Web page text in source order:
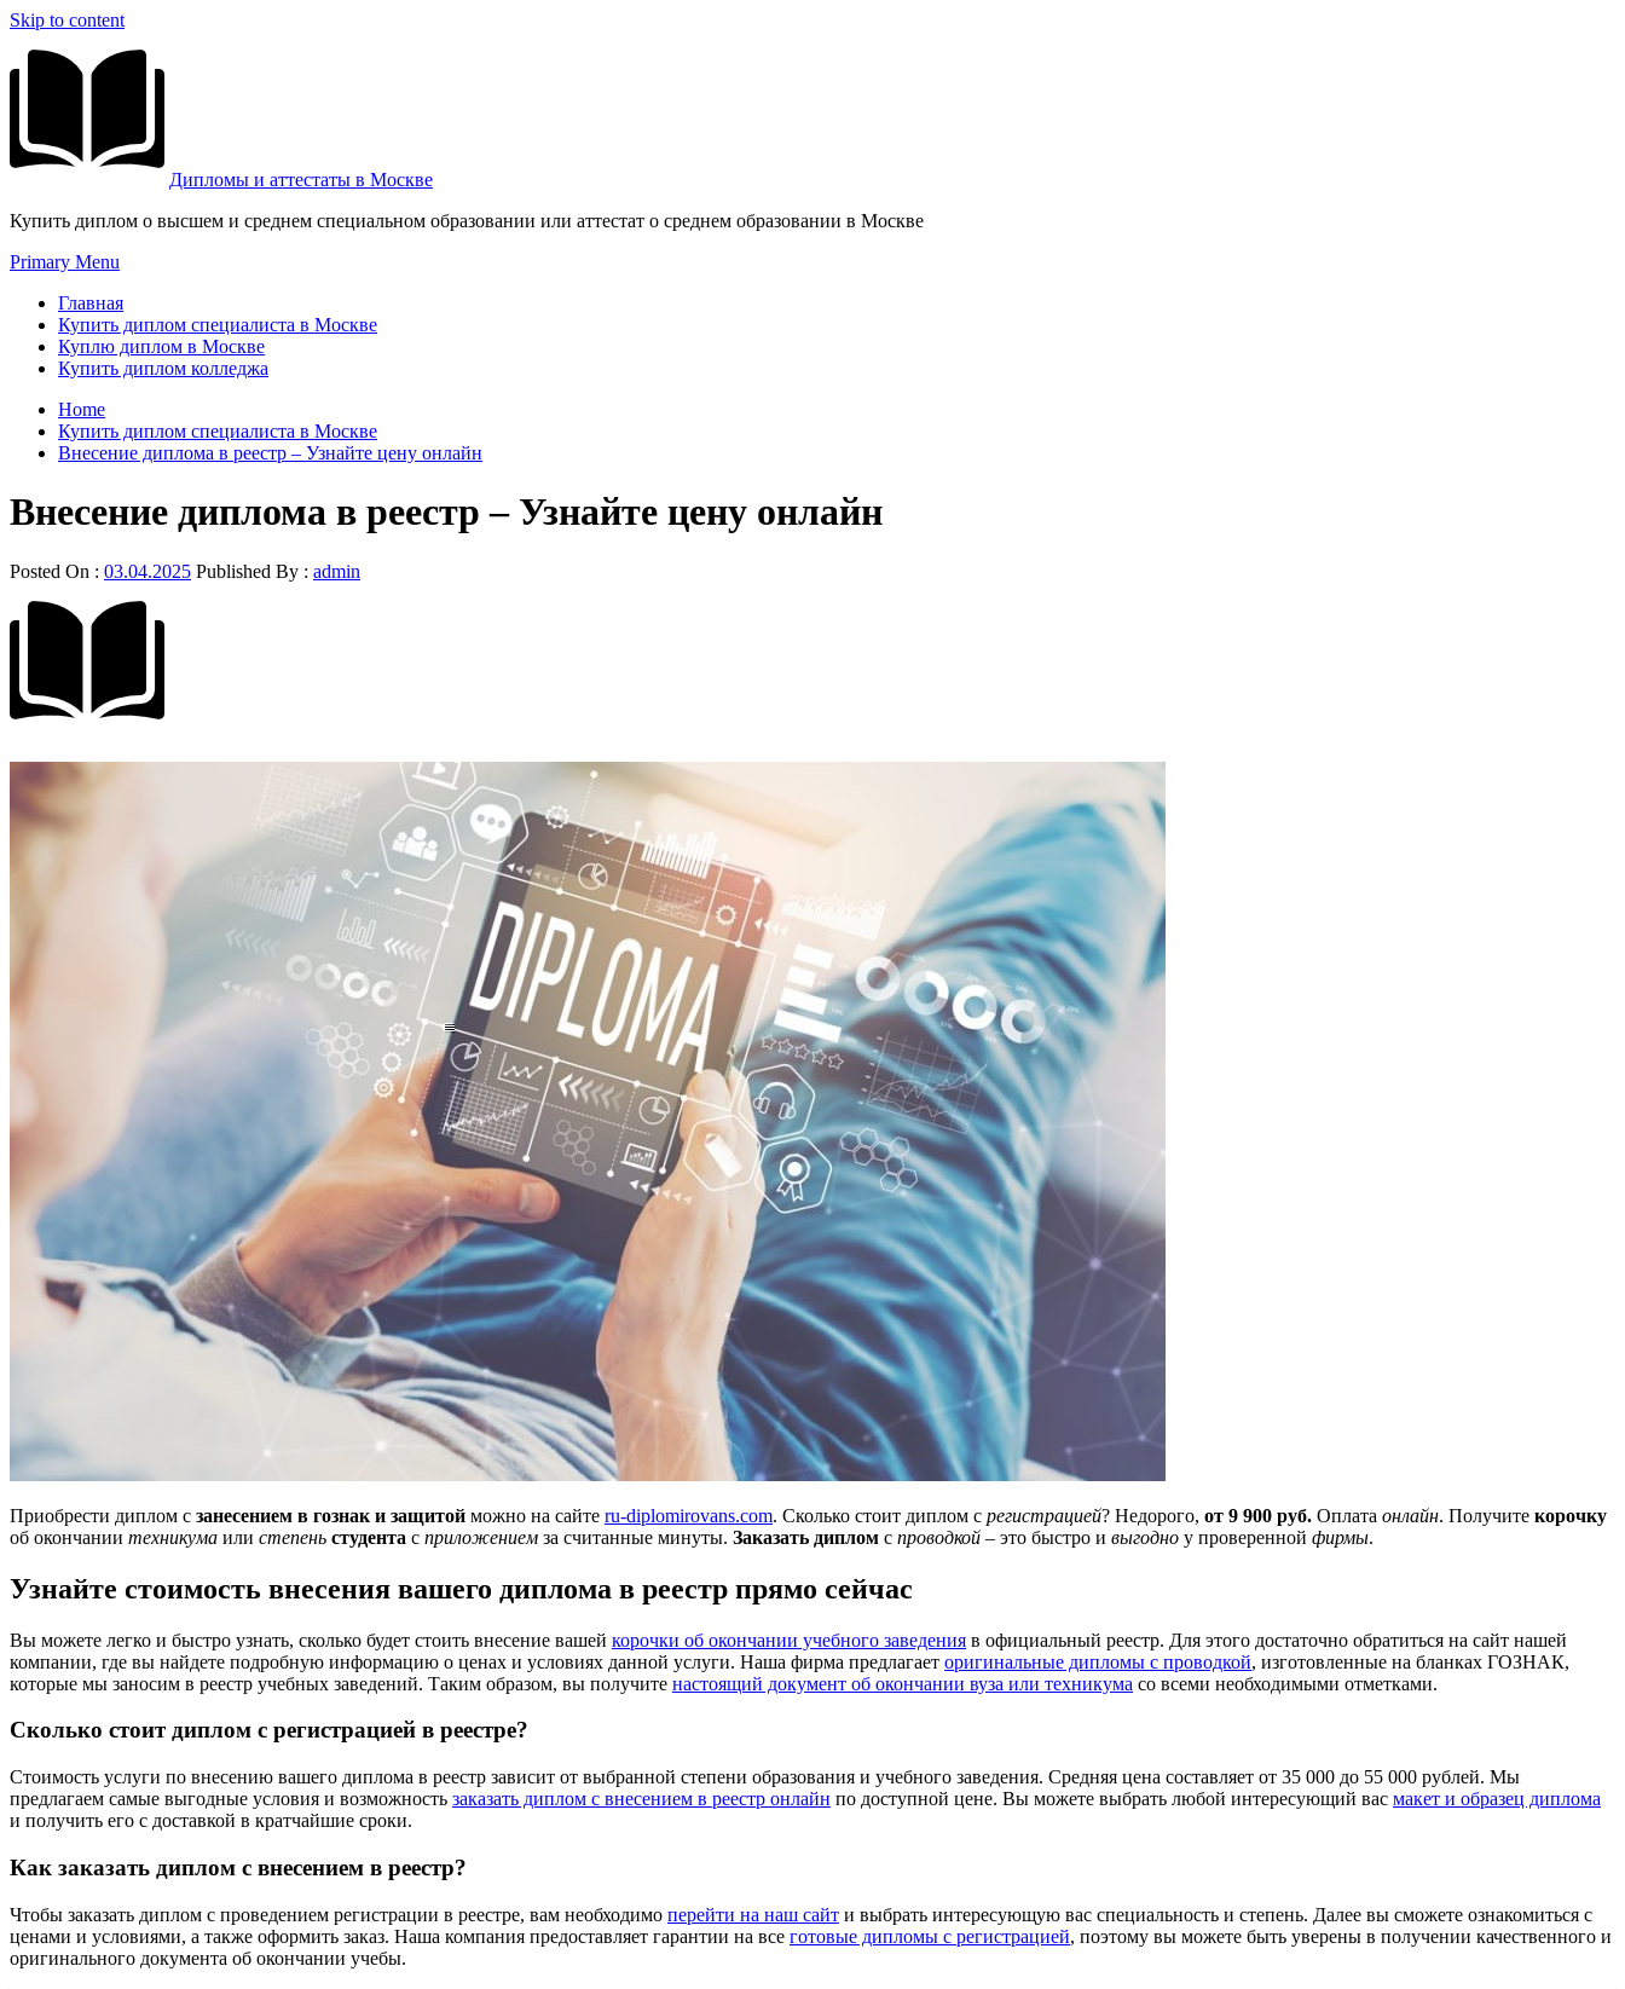
Skip to content
Дипломы и аттестаты в Москве
Купить диплом о высшем и среднем специальном образовании или аттестат о среднем образовании в Москве
Primary Menu
Главная
Купить диплом специалиста в Москве
Куплю диплом в Москве
Купить диплом колледжа
Home
Купить диплом специалиста в Москве
Внесение диплома в реестр – Узнайте цену онлайн
Внесение диплома в реестр – Узнайте цену онлайн
Posted On : 03.04.2025 Published By : admin
Приобрести диплом с занесением в гознак и защитой можно на сайте ru-diplomirovans.com. Сколько стоит диплом с регистрацией? Недорого, от 9 900 руб. Оплата онлайн. Получите корочку
об окончании техникума или степень студента с приложением за считанные минуты. Заказать диплом с проводкой – это быстро и выгодно у проверенной фирмы.
Узнайте стоимость внесения вашего диплома в реестр прямо сейчас
Вы можете легко и быстро узнать, сколько будет стоить внесение вашей корочки об окончании учебного заведения в официальный реестр. Для этого достаточно обратиться на сайт нашей
компании, где вы найдете подробную информацию о ценах и условиях данной услуги. Наша фирма предлагает оригинальные дипломы с проводкой, изготовленные на бланках ГОЗНАК,
которые мы заносим в реестр учебных заведений. Таким образом, вы получите настоящий документ об окончании вуза или техникума со всеми необходимыми отметками.
Сколько стоит диплом с регистрацией в реестре?
Стоимость услуги по внесению вашего диплома в реестр зависит от выбранной степени образования и учебного заведения. Средняя цена составляет от 35 000 до 55 000 рублей. Мы
предлагаем самые выгодные условия и возможность заказать диплом с внесением в реестр онлайн по доступной цене. Вы можете выбрать любой интересующий вас макет и образец диплома
и получить его с доставкой в кратчайшие сроки.
Как заказать диплом с внесением в реестр?
Чтобы заказать диплом с проведением регистрации в реестре, вам необходимо перейти на наш сайт и выбрать интересующую вас специальность и степень. Далее вы сможете ознакомиться с
ценами и условиями, а также оформить заказ. Наша компания предоставляет гарантии на все готовые дипломы с регистрацией, поэтому вы можете быть уверены в получении качественного и
оригинального документа об окончании учебы.